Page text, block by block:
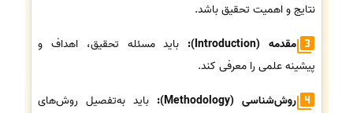
نتایج و اهمیت تحقیق باشد.
مقدمه (Introduction):
باید مسئله تحقیق، اهداف و
پیشینه علمی را معرفی کند.
روش‌شناسی (Methodology):
باید به‌تفصیل روش‌های